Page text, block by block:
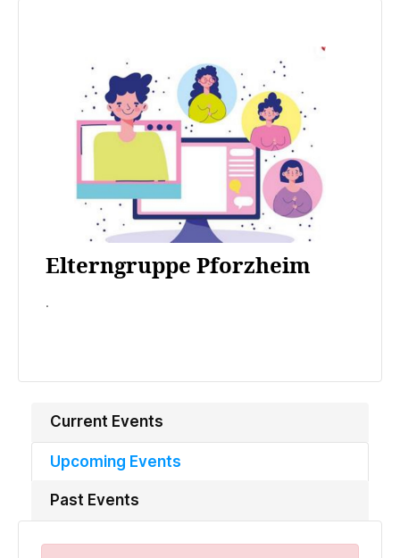
Elterngruppe Pforzheim
.
Current Events
Upcoming Events
Past Events